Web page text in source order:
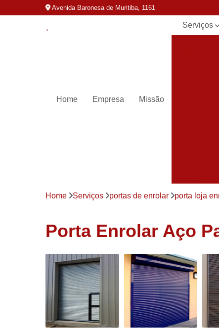
Avenida Baronesa de Muritiba, 1161
Home Empresa Missão
Serviços
Portas
Portas
Portões
Portões
aço
Home Serviços portas de enrolar porta loja
Porta Enrolar Aço